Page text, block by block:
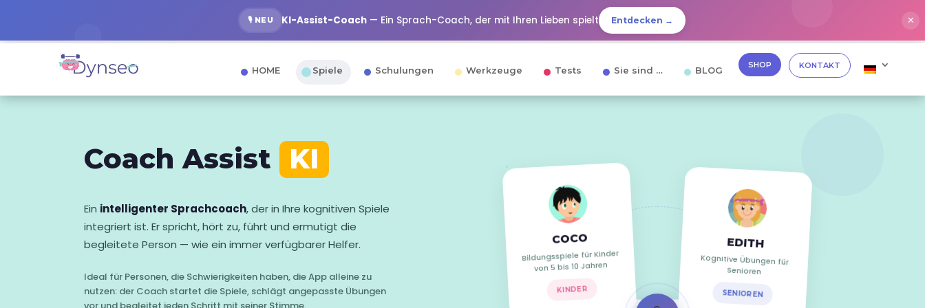
🎙️ NEU KI-Assist-Coach — Ein Sprach-Coach, der mit Ihren Lieben spielt Entdecken → ✕
HOME Spiele Schulungen Werkzeuge Tests Sie sind … BLOG SHOP KONTAKT
Coach Assist KI
Ein intelligenter Sprachcoach, der in Ihre kognitiven Spiele
integriert ist. Er spricht, hört zu, führt und ermutigt die
begleitete Person — wie ein immer verfügbarer Helfer.
Ideal für Personen, die Schwierigkeiten haben, die App alleine zu
nutzen: der Coach startet die Spiele, schlägt angepasste Übungen
COCO
Bildungsspiele für Kinder
von 5 bis 10 Jahren
KINDER
EDITH
Kognitive Übungen für
Senioren
SENIOREN